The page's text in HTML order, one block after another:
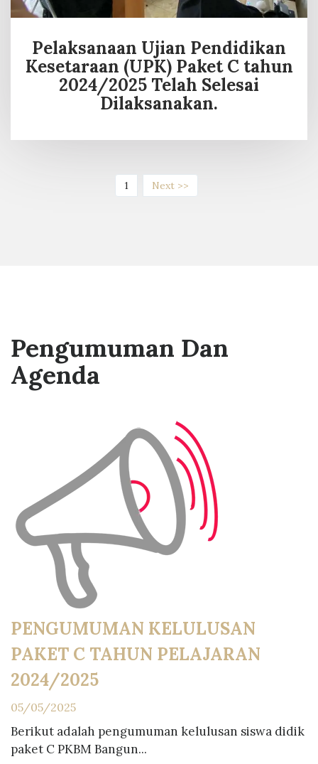
Pelaksanaan Ujian Pendidikan
Kesetaraan (UPK) Paket C tahun
2024/2025 Telah Selesai
Dilaksanakan.
1(current)Next >>
Pengumuman Dan
Agenda
PENGUMUMAN KELULUSAN
PAKET C TAHUN PELAJARAN
2024/2025
05/05/2025
Berikut adalah pengumuman kelulusan siswa didik
paket C PKBM Bangun...